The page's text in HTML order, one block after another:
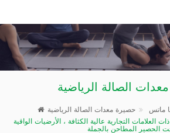
الصالة الرياضية
ماتس
العلامات التجارية عالية الكثافة ، الأرضيات الواقية
الحصير المطاحن بالجملة